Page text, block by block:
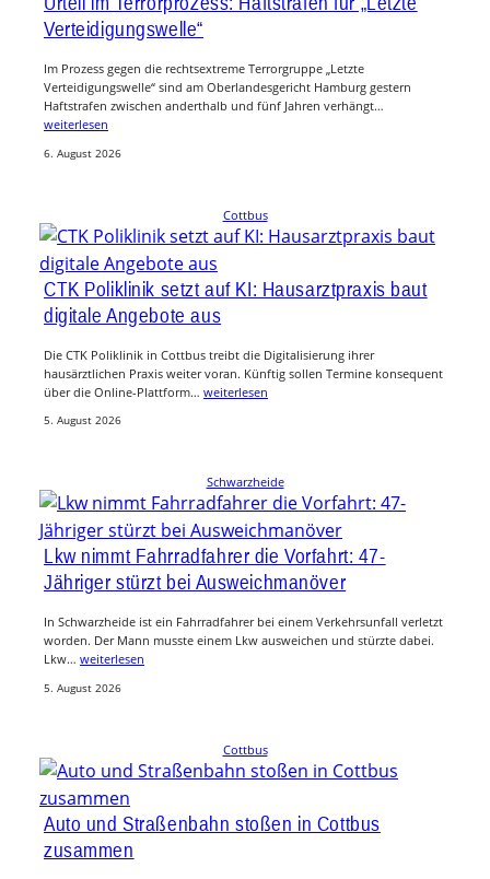
Verteidigungswelle“
Im Prozess gegen die rechtsextreme Terrorgruppe „Letzte
Verteidigungswelle“ sind am Oberlandesgericht Hamburg gestern
Haftstrafen zwischen anderthalb und fünf Jahren verhängt…
weiterlesen
6. August 2026
Cottbus
CTK Poliklinik setzt auf KI: Hausarztpraxis baut
digitale Angebote aus
Die CTK Poliklinik in Cottbus treibt die Digitalisierung ihrer
hausärztlichen Praxis weiter voran. Künftig sollen Termine konsequent
über die Online-Plattform… weiterlesen
5. August 2026
Schwarzheide
Lkw nimmt Fahrradfahrer die Vorfahrt: 47-
Jähriger stürzt bei Ausweichmanöver
In Schwarzheide ist ein Fahrradfahrer bei einem Verkehrsunfall verletzt
worden. Der Mann musste einem Lkw ausweichen und stürzte dabei.
Lkw… weiterlesen
5. August 2026
Cottbus
Auto und Straßenbahn stoßen in Cottbus
zusammen